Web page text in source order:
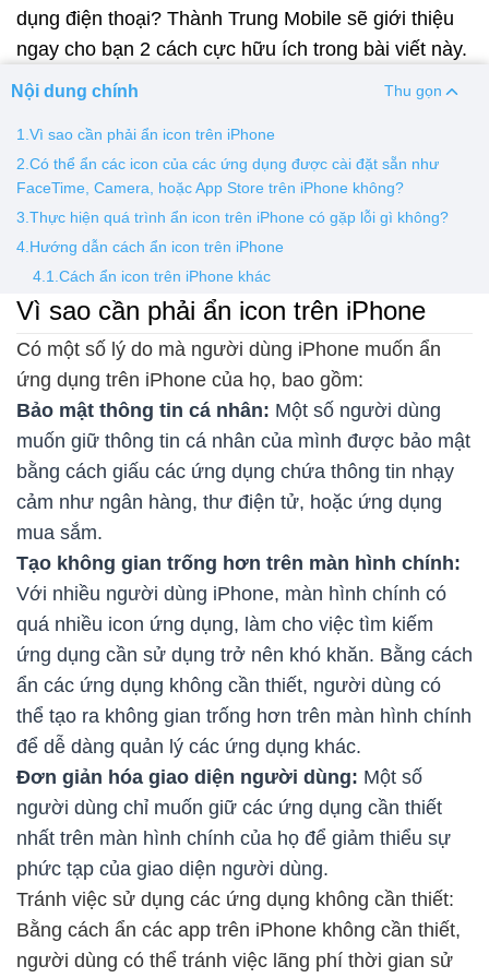
Thay pin
Pin iPhone Pin Samsumg Pin Oppo Pin Xiaomi
Pin Realme
Thay vỏ
Vỏ iPhone Vỏ Samsung Vỏ Xiaomi Vỏ Oppo
dụng điện thoại? Thành Trung Mobile sẽ giới thiệu
ngay cho bạn 2 cách cực hữu ích trong bài viết này.
Nội dung chính Thu gọn
1.Vì sao cần phải ẩn icon trên iPhone
2.Có thể ẩn các icon của các ứng dụng được cài đặt sẵn như
FaceTime, Camera, hoặc App Store trên iPhone không?
3.Thực hiện quá trình ẩn icon trên iPhone có gặp lỗi gì không?
4.Hướng dẫn cách ẩn icon trên iPhone
4.1.Cách ẩn icon trên iPhone khác
Vì sao cần phải ẩn icon trên iPhone
Có một số lý do mà người dùng iPhone muốn ẩn
ứng dụng trên iPhone của họ, bao gồm:
Bảo mật thông tin cá nhân: Một số người dùng
muốn giữ thông tin cá nhân của mình được bảo mật
bằng cách giấu các ứng dụng chứa thông tin nhạy
cảm như ngân hàng, thư điện tử, hoặc ứng dụng
mua sắm.
Tạo không gian trống hơn trên màn hình chính:
Với nhiều người dùng iPhone, màn hình chính có
quá nhiều icon ứng dụng, làm cho việc tìm kiếm
ứng dụng cần sử dụng trở nên khó khăn. Bằng cách
ẩn các ứng dụng không cần thiết, người dùng có
thể tạo ra không gian trống hơn trên màn hình chính
để dễ dàng quản lý các ứng dụng khác.
Đơn giản hóa giao diện người dùng: Một số
người dùng chỉ muốn giữ các ứng dụng cần thiết
nhất trên màn hình chính của họ để giảm thiểu sự
phức tạp của giao diện người dùng.
Tránh việc sử dụng các ứng dụng không cần thiết:
Bằng cách ẩn các app trên iPhone không cần thiết,
người dùng có thể tránh việc lãng phí thời gian sử